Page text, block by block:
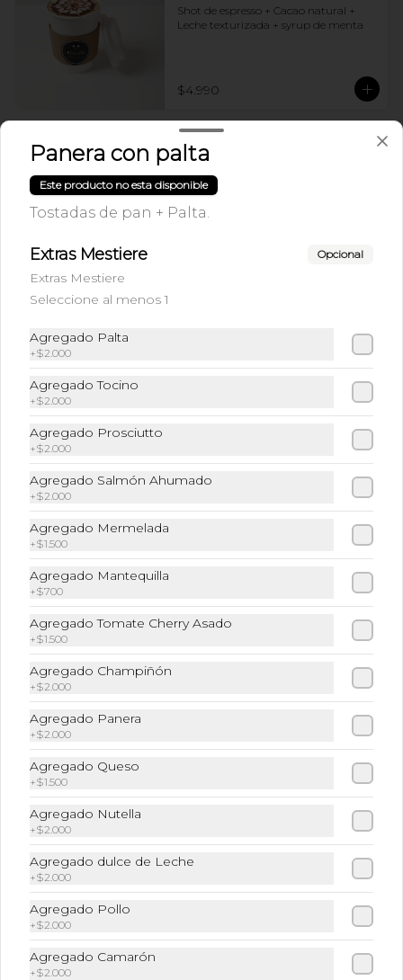
Shot de espresso + Cacao natural +
Leche texturizada + syrup de menta
$4.990
Mocca Blanco
Shot de Espresso + Chocolate blanco +
Leche
$3.590
Té Matcha
Cafetería y Bebidas Frías
Te Matcha + Leche + Hielo triturado
$6.490
Frappu
elección
Panera con palta
Este producto no esta disponible
Tostadas de pan + Palta.
Extras Mestiere Opcional
Extras Mestiere
Seleccione al menos 1
Agregado Palta
+$2.000
Agregado Tocino
+$2.000
Agregado Prosciutto
+$2.000
Agregado Salmón Ahumado
+$2.000
Agregado Mermelada
+$1.500
Agregado Mantequilla
+$700
Agregado Tomate Cherry Asado
+$1.500
Agregado Champiñón
+$2.000
Agregado Panera
+$2.000
Agregado Queso
+$1.500
Agregado Nutella
+$2.000
Agregado dulce de Leche
+$2.000
Agregado Pollo
+$2.000
Agregado Camarón
+$2.000